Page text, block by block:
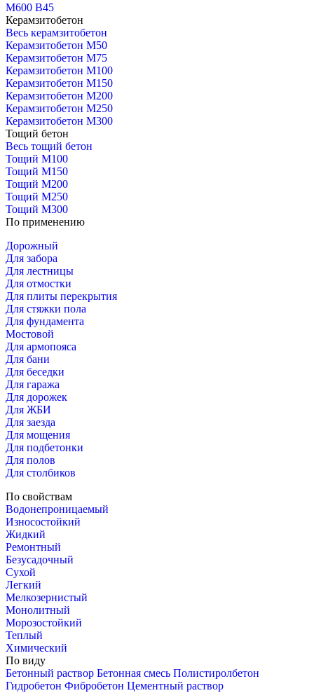
М600 В45
Керамзитобетон
Весь керамзитобетон
Керамзитобетон М50
Керамзитобетон М75
Керамзитобетон М100
Керамзитобетон М150
Керамзитобетон М200
Керамзитобетон М250
Керамзитобетон М300
Тощий бетон
Весь тощий бетон
Тощий М100
Тощий М150
Тощий М200
Тощий М250
Тощий М300
По применению
Дорожный
Для забора
Для лестницы
Для отмостки
Для плиты перекрытия
Для стяжки пола
Для фундамента
Мостовой
Для армопояса
Для бани
Для беседки
Для гаража
Для дорожек
Для ЖБИ
Для заезда
Для мощения
Для подбетонки
Для полов
Для столбиков
По свойствам
Водонепроницаемый
Износостойкий
Жидкий
Ремонтный
Безусадочный
Сухой
Легкий
Мелкозернистый
Монолитный
Морозостойкий
Теплый
Химический
По виду
Бетонный раствор Бетонная смесь Полистиролбетон
Гидробетон Фибробетон Цементный раствор